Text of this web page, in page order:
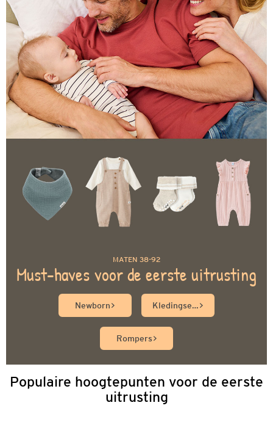
MATEN 38-92
Must-haves voor de eerste uitrusting
Newborn Kledingsets
Rompers
Populaire hoogtepunten voor de eerste
uitrusting